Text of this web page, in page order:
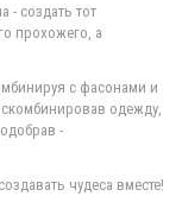
- создать тот
прохожего, а
с фасонами и
одежду,
-
чудеса вместе!